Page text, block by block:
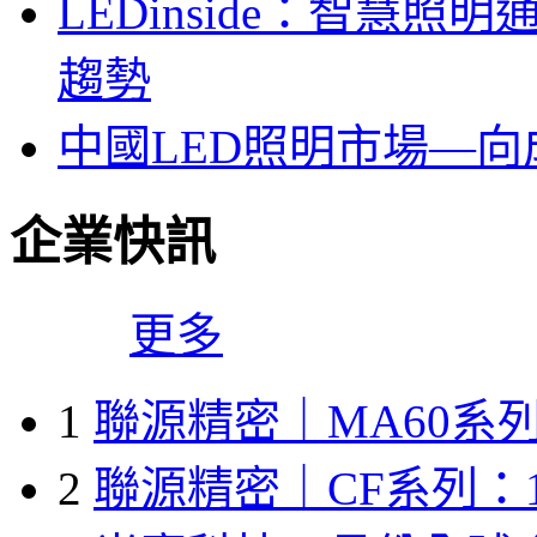
LEDinside：智慧照明
趨勢
中國LED照明市場—向
企業快訊
更多
1 聯源精密｜MA60系
2 聯源精密｜CF系列：